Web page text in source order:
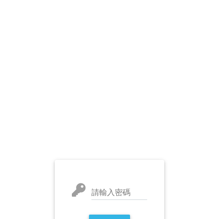
請輸入密碼